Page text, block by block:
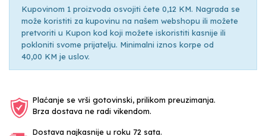
Kupovinom 1 proizvoda osvojiti ćete 0,12 KM. Nagrada se
može koristiti za kupovinu na našem webshopu ili možete
pretvoriti u Kupon kod koji možete iskoristiti kasnije ili
pokloniti svome prijatelju. Minimalni iznos korpe od
40,00 KM je uslov.
Plaćanje se vrši gotovinski, prilikom preuzimanja.
Brza dostava ne radi vikendom.
Dostava najkasnije u roku 72 sata.